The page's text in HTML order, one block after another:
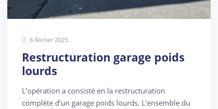
6 février 2025
Restructuration garage poids
lourds
L’opération a consisté en la restructuration
complète d’un garage poids lourds. L’ensemble du